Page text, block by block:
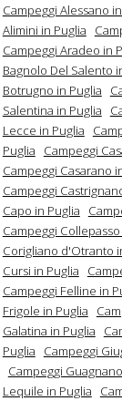
Campeggi Alessano
Alimini in Puglia
Campeggi Aradeo in
Bagnolo Del Salento
Botrugno in Puglia
Salentina in Puglia
Lecce in Puglia
Puglia
Campeggi
Campeggi Casarano
Campeggi
Capo in Puglia
Campeggi
Corigliano d'Otranto
Cursi in Puglia
Campeggi Felline in
Frigole in Puglia
Galatina in Puglia
Puglia
Campeggi
Campeggi
Lequile in Puglia